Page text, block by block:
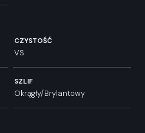
CZYSTOŚĆ
VS
SZLIF
Okrągły/Brylantowy